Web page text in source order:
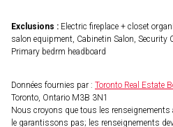
Exclusions : Electric fireplace + closet
salon equipment, Cabinetin Salon, Security
Primary bedrm headboard
Données fournies par : Toronto Real Estate
Toronto, Ontario M3B 3N1
Nous croyons que tous les
le garantissons pas; les renseignements